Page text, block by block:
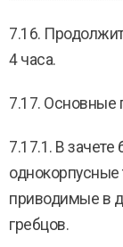
7.16.
4 часа.
7.17. Основные
7.17.1. В
однокорпусные
приводимые в
гребцов.